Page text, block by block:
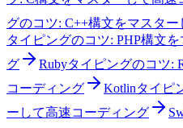
グのコツ: C++構文をマスタ
タイピングのコツ: PHP構文
グ
Rubyタイピングのコツ:
コーディング
Kotlinタイピ
ーして高速コーディング